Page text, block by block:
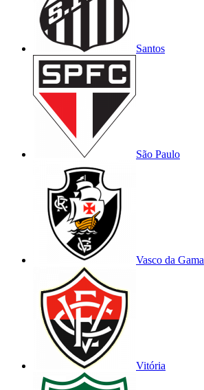
Santos
São Paulo
Vasco da Gama
Vitória